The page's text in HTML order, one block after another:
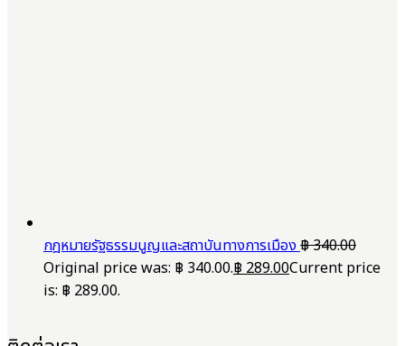
กฎหมายรัฐธรรมนูญและสถาบันทางการเมือง฿340.00
Original price was: ฿ 340.00.฿289.00Current price
is: ฿ 289.00.